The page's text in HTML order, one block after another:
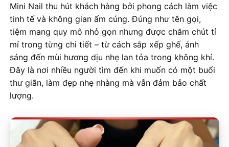
Mini Nail thu hút khách hàng bởi phong cách làm việc
tinh tế và không gian ấm cúng. Đúng như tên gọi,
tiệm mang quy mô nhỏ gọn nhưng được chăm chút tỉ
mỉ trong từng chi tiết – từ cách sắp xếp ghế, ánh
sáng đến mùi hương dịu nhẹ lan tỏa trong không khí.
Đây là nơi nhiều người tìm đến khi muốn có một buổi
thư giãn, làm đẹp nhẹ nhàng mà vẫn đảm bảo chất
lượng.